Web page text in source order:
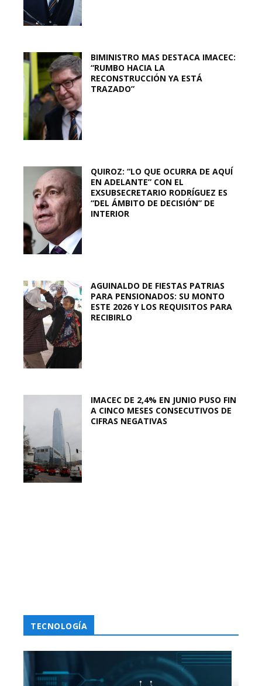
BIMINISTRO MAS DESTACA IMACEC:
“RUMBO HACIA LA
RECONSTRUCCIÓN YA ESTÁ
TRAZADO”
QUIROZ: “LO QUE OCURRA DE AQUÍ
EN ADELANTE” CON EL
EXSUBSECRETARIO RODRÍGUEZ ES
“DEL ÁMBITO DE DECISIÓN” DE
INTERIOR
AGUINALDO DE FIESTAS PATRIAS
PARA PENSIONADOS: SU MONTO
ESTE 2026 Y LOS REQUISITOS PARA
RECIBIRLO
IMACEC DE 2,4% EN JUNIO PUSO FIN
A CINCO MESES CONSECUTIVOS DE
CIFRAS NEGATIVAS
TECNOLOGÍA